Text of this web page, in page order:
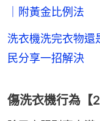
｜附黃金比例法
洗衣機洗完衣物
民分享一招解決
傷洗衣機行為【